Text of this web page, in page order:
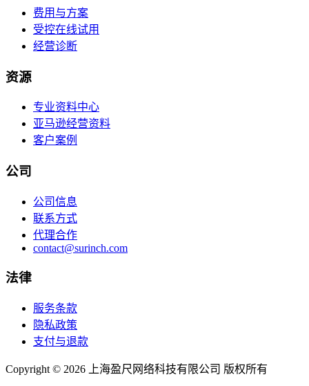
费用与方案
受控在线试用
经营诊断
资源
专业资料中心
亚马逊经营资料
客户案例
公司
公司信息
联系方式
代理合作
contact@surinch.com
法律
服务条款
隐私政策
支付与退款
Copyright © 2026 上海盈尺网络科技有限公司 版权所有